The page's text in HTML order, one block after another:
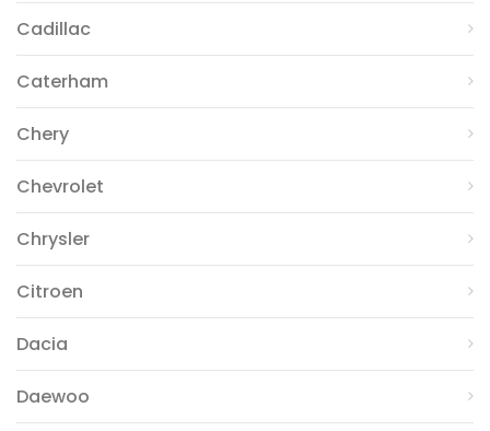
Cadillac
Caterham
Chery
Chevrolet
Chrysler
Citroen
Dacia
Daewoo